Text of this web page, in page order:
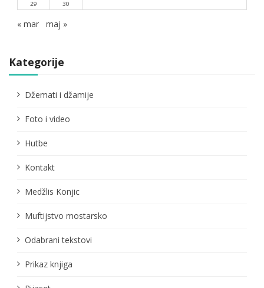
29
30
« mar maj »
Kategorije
Džemati i džamije
Foto i video
Hutbe
Kontakt
Medžlis Konjic
Muftijstvo mostarsko
Odabrani tekstovi
Prikaz knjiga